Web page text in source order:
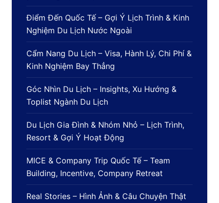
Điểm Đến Quốc Tế – Gợi Ý Lịch Trình & Kinh
Nghiệm Du Lịch Nước Ngoài
Cẩm Nang Du Lịch – Visa, Hành Lý, Chi Phí &
Kinh Nghiệm Bay Thẳng
Góc Nhìn Du Lịch – Insights, Xu Hướng &
Toplist Ngành Du Lịch
Du Lịch Gia Đình & Nhóm Nhỏ – Lịch Trình,
Resort & Gợi Ý Hoạt Động
MICE & Company Trip Quốc Tế – Team
Building, Incentive, Company Retreat
Real Stories – Hình Ảnh & Câu Chuyện Thật